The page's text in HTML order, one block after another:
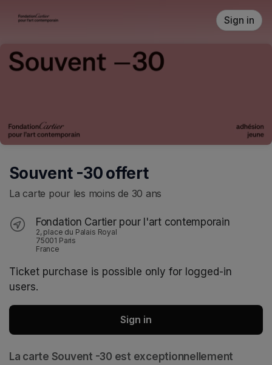
Sign in
Souvent -30 offert
La carte pour les moins de 30 ans
Fondation Cartier pour l'art contemporain
2, place du Palais Royal
75001 Paris
France
Ticket purchase is possible only for logged-in
users.
Sign in
La carte Souvent -30 est exceptionnellement